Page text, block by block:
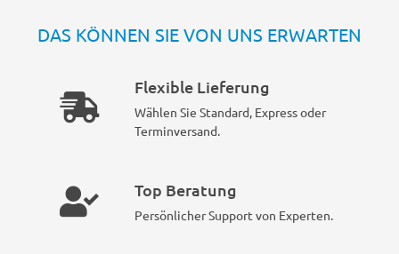
DAS KÖNNEN SIE VON UNS ERWARTEN
Flexible Lieferung
Wählen Sie Standard, Express oder
Terminversand.
Top Beratung
Persönlicher Support von Experten.